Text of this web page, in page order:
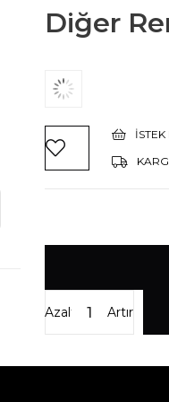
Diğer
İSTEK
Artır
Azalt